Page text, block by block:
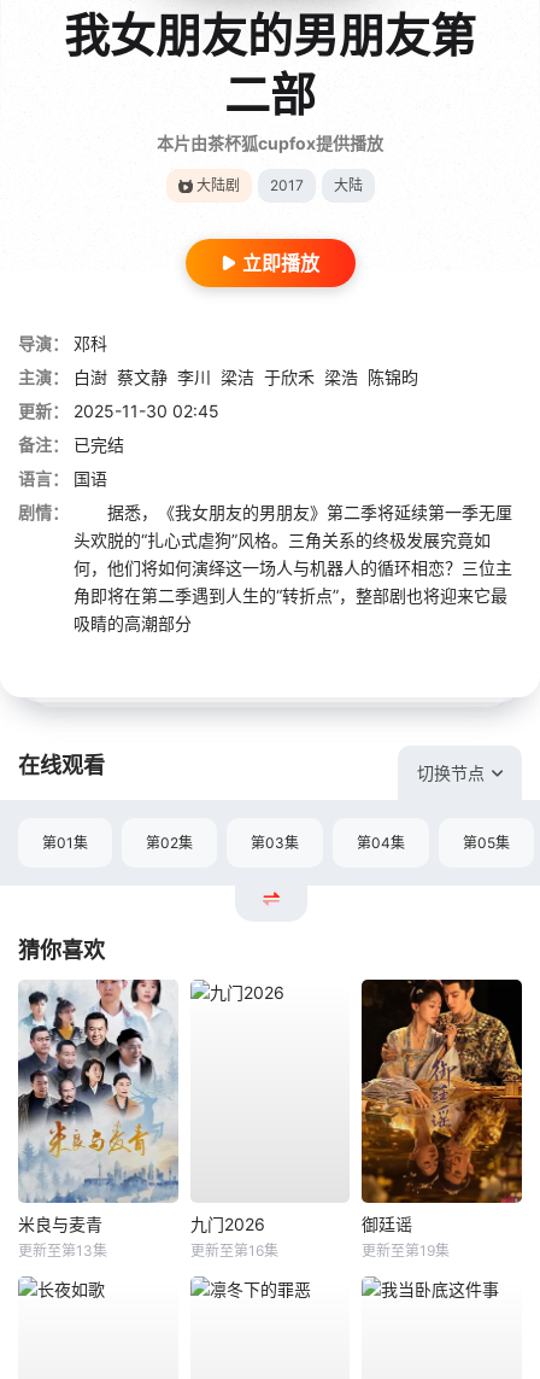
我女朋友的男朋友第
二部
本片由茶杯狐cupfox提供播放
大陆剧 2017 大陆
立即播放
导演：
邓科
主演：
白澍 蔡文静 李川 梁洁 于欣禾 梁浩 陈锦昀
更新：
2025-11-30 02:45
备注：
已完结
语言：
国语
剧情：
据悉，《我女朋友的男朋友》第二季将延续第一季无厘
头欢脱的“扎心式虐狗”风格。三角关系的终极发展究竟如
何，他们将如何演绎这一场人与机器人的循环相恋？三位主
角即将在第二季遇到人生的“转折点”，整部剧也将迎来它最
吸睛的高潮部分
在线观看 切换节点
第01集 第02集 第03集 第04集 第05集
猜你喜欢
米良与麦青
更新至第13集
九门2026
更新至第16集
御廷谣
更新至第19集